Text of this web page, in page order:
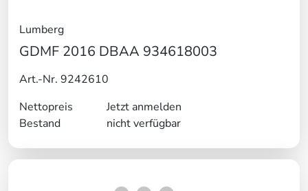
Lumberg
GDMF 2016 DBAA 934618003
Art.-Nr. 9242610
Nettopreis
Jetzt anmelden
Bestand
nicht verfügbar